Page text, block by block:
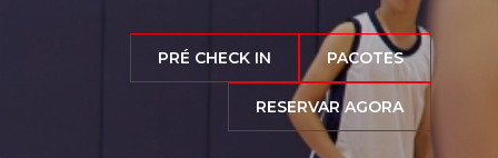
PRÉ CHECK IN PACOTES
RESERVAR AGORA